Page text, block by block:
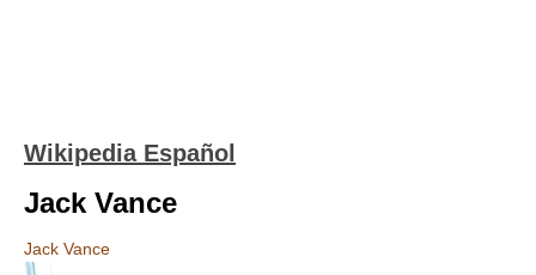
Wikipedia Español
Jack Vance
Jack Vance